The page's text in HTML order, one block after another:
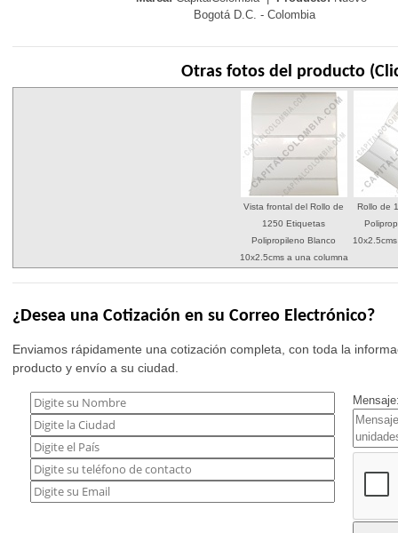
Bogotá D.C. - Colombia
Otras fotos del producto
Vista frontal del Rollo de
1250 Etiquetas
Polipropileno Blanco
10x2.5cms a una columna
Rollo de
¿Desea una Cotización en su Correo Electrónico?
Enviamos rápidamente una cotización completa, con toda la
producto y envío a su ciudad.